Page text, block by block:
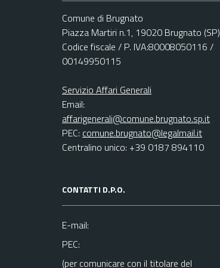
Comune di Brugnato
Piazza Martiri n.1, 19020 Brugnato (SP)
Codice fiscale / P. IVA:80008050116 /
00149950115
Servizio Affari Generali
Email:
affarigenerali@comune.brugnato.sp.it
PEC: comune.brugnato@legalmail.it
Centralino unico: +39 0187 894110
CONTATTI D.P.O.
E-mail:
PEC:
(per comunicare con il titolare del